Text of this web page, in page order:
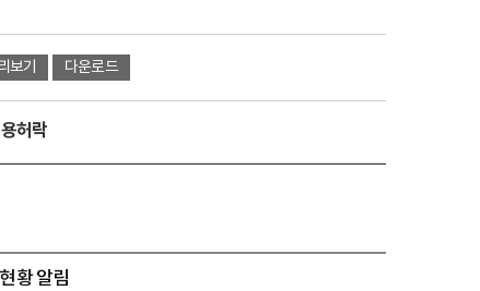
보기 다운로드
허락
황 알림